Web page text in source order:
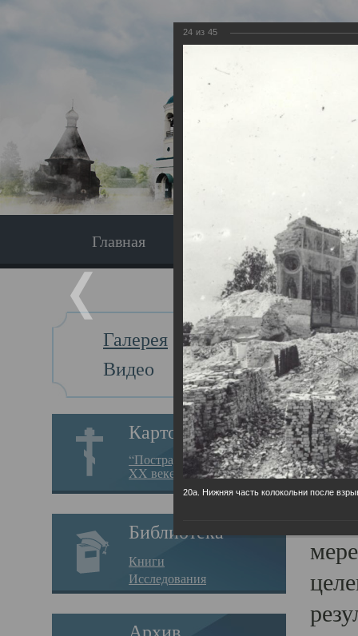
Главная Экскурсия
Галерея
Видео
Картотека
“Пострадавшие за веру в
XX веке на Севере”
Библиотека
Книги
Исследования
Главная
24 из 45
20а. Нижняя часть колокольни после